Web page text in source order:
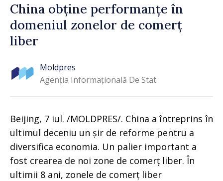
China obține performanțe în
domeniul zonelor de comerț
liber
Moldpres
Agenția Informațională De Stat
Beijing, 7 iul. /MOLDPRES/. China a întreprins în
ultimul deceniu un șir de reforme pentru a
diversifica economia. Un palier important a
fost crearea de noi zone de comerț liber. În
ultimii 8 ani, zonele de comerț liber